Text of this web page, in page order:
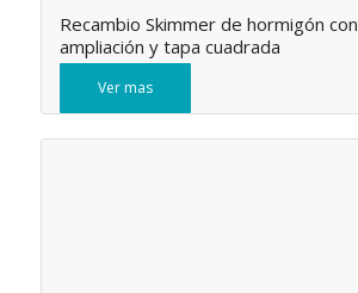
Recambio Skimmer de hormigón
ampliación y tapa cuadrada
Ver mas